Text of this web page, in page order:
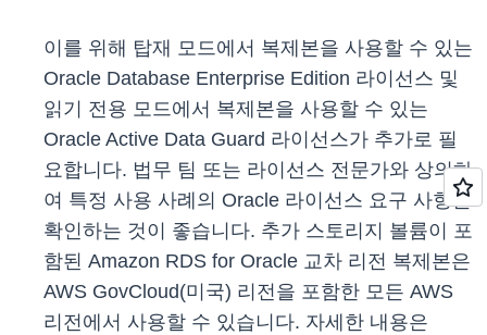
이를 위해 탑재 모드에서 복제본을 사용할 수 있는
Oracle Database Enterprise Edition 라이선스 및
읽기 전용 모드에서 복제본을 사용할 수 있는
Oracle Active Data Guard 라이선스가 추가로 필
요합니다. 법무 팀 또는 라이선스 전문가와 상의하
여 특정 사용 사례의 Oracle 라이선스 요구 사항을
확인하는 것이 좋습니다. 추가 스토리지 볼륨이 포
함된 Amazon RDS for Oracle 교차 리전 복제본은
AWS GovCloud(미국) 리전을 포함한 모든 AWS
리전에서 사용할 수 있습니다. 자세한 내용은